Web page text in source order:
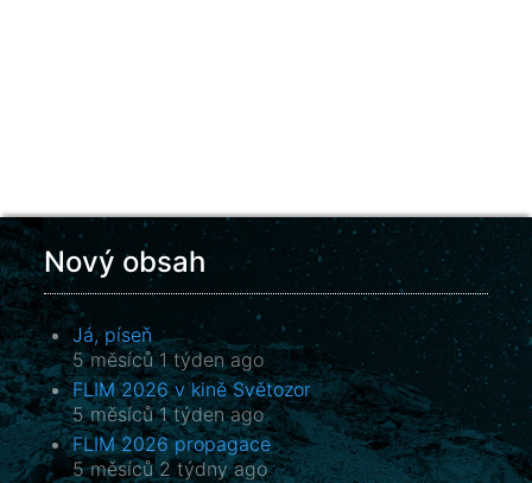
Nový obsah
Já, píseň
5 měsíců 1 týden ago
FLIM 2026 v kině Světozor
5 měsíců 1 týden ago
FLIM 2026 propagace
5 měsíců 2 týdny ago